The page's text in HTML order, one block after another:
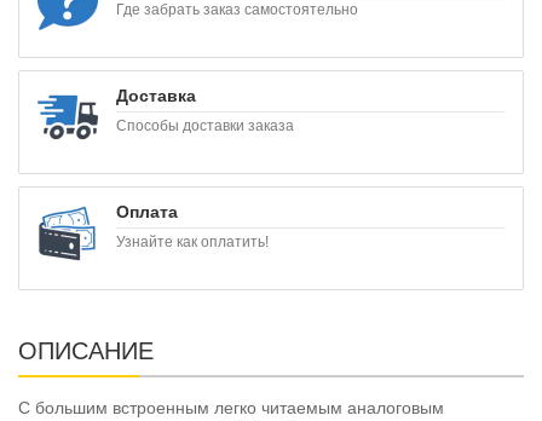
Где забрать заказ самостоятельно
Доставка
Способы доставки заказа
Оплата
Узнайте как оплатить!
ОПИСАНИЕ
С большим встроенным легко читаемым аналоговым